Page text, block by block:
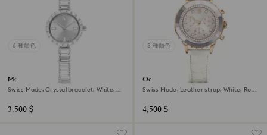
6 種顏色
Matrix bangle watch
Swiss Made, Crystal bracelet, White,
3,500 $
3 種顏色
Octea chrono watch
Swiss Made, Leather strap, White, Rose
4,500 $